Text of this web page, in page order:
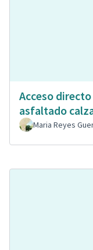
Acceso
asfaltado
Maria Reyes